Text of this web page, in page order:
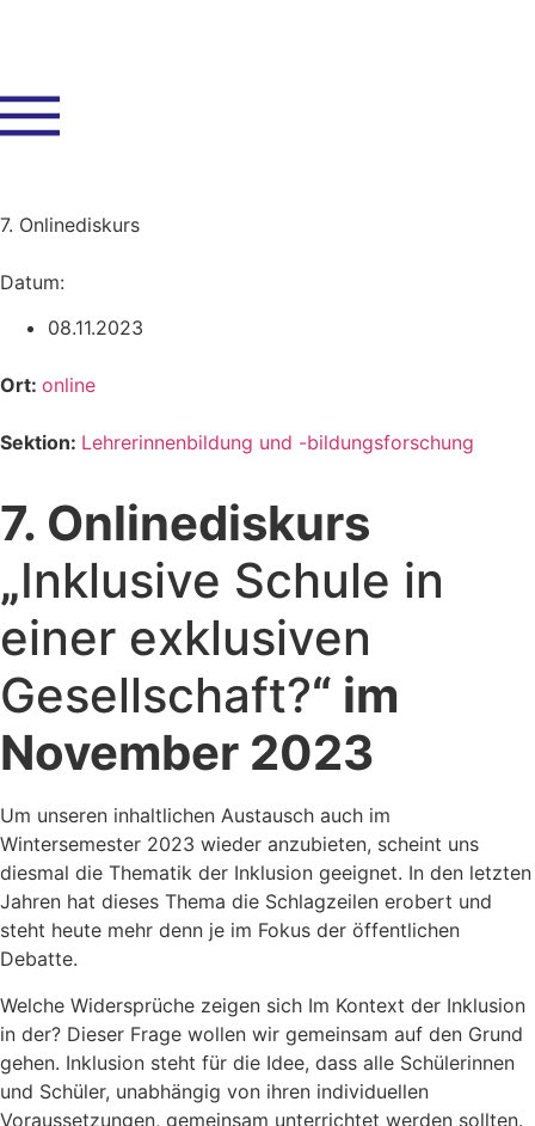
7. Onlinediskurs
Datum:
08.11.2023
Ort: online
Sektion: Lehrerinnenbildung und -bildungsforschung
7. Onlinediskurs
„Inklusive Schule in
einer exklusiven
Gesellschaft?“ im
November 2023
Um unseren inhaltlichen Austausch auch im
Wintersemester 2023 wieder anzubieten, scheint uns
diesmal die Thematik der Inklusion geeignet. In den letzten
Jahren hat dieses Thema die Schlagzeilen erobert und
steht heute mehr denn je im Fokus der öffentlichen
Debatte.
Welche Widersprüche zeigen sich Im Kontext der Inklusion
in der? Dieser Frage wollen wir gemeinsam auf den Grund
gehen. Inklusion steht für die Idee, dass alle Schülerinnen
und Schüler, unabhängig von ihren individuellen
Voraussetzungen, gemeinsam unterrichtet werden sollten.